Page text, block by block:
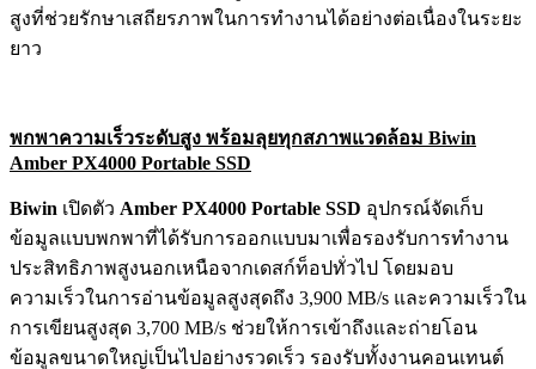
สูงที่ช่วยรักษาเสถียรภาพในการทำงานได้อย่างต่อเนื่องในระยะ
ยาว
พกพาความเร็วระดับสูง พร้อมลุยทุกสภาพแวดล้อม Biwin
Amber PX4000 Portable SSD
Biwin เปิดตัว Amber PX4000 Portable SSD อุปกรณ์จัดเก็บ
ข้อมูลแบบพกพาที่ได้รับการออกแบบมาเพื่อรองรับการทำงาน
ประสิทธิภาพสูงนอกเหนือจากเดสก์ท็อปทั่วไป โดยมอบ
ความเร็วในการอ่านข้อมูลสูงสุดถึง 3,900 MB/s และความเร็วใน
การเขียนสูงสุด 3,700 MB/s ช่วยให้การเข้าถึงและถ่ายโอน
ข้อมูลขนาดใหญ่เป็นไปอย่างรวดเร็ว รองรับทั้งงานคอนเทนต์